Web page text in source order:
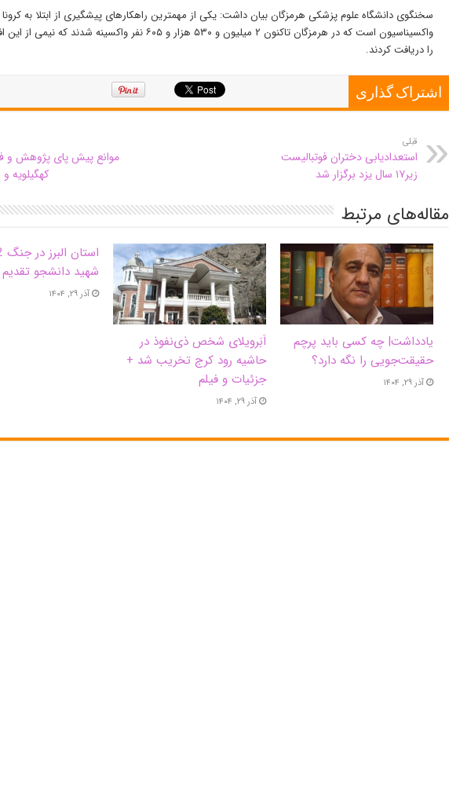
سخنگوی دانشگاه علوم پزشکی هرمزگان بیان داشت: یکی از مهمترین راهکارهای پیشگیری از ابتلا به کرونا
واکسیناسیون است که در هرمزگان تاکنون ۲ میلیون و ۵۳۰ هزار و ۶۰۵ نفر واکسینه
را دریافت کردند.
اشتراک گذاری
قبلی
استعدادیابی دختران فوتبالیست
زیر۱۷ سال یزد برگزار شد
موانع پیش پای پژوهش و
کهگیلویه
مقاله‌های مرتبط
یادداشت| ‌چه کسی باید پرچم
حقیقت‌جویی را نگه دارد؟
آذر ۲۹, ۱۴۰۴
اَبَر‌ویلای شخص ذی‌نفوذ در
حاشیه‌ رود کرج تخریب شد +
جزئیات و فیلم
آذر ۲۹, ۱۴۰۴
شهید دانشجو تقدیم
آذر ۲۹, ۱۴۰۴